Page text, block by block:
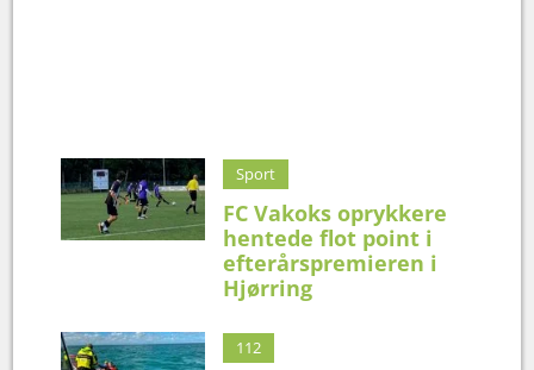
Sport
FC Vakoks oprykkere
hentede flot point i
efterårspremieren i
Hjørring
112